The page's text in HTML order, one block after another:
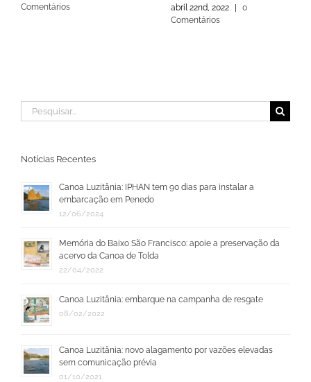
Comentários
abril 22nd, 2022 |
0
Comentários
Buscar
resultados
Notícias Recentes
Canoa Luzitânia: IPHAN tem 90 dias para instalar a
embarcação em Penedo
12/06/2024
Memória do Baixo São Francisco: apoie a preservação da
acervo da Canoa de Tolda
22/04/2022
Canoa Luzitânia: embarque na campanha de resgate
08/02/2022
Canoa Luzitânia: novo alagamento por vazões elevadas
sem comunicação prévia
01/10/2021